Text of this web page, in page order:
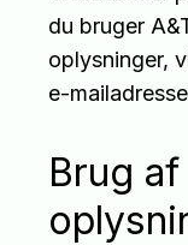
du bruger
oplysninger,
e-
Brug